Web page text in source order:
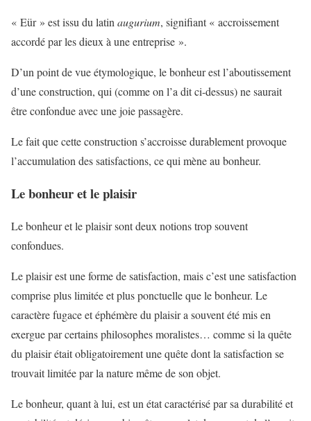
« Eür » est issu du latinaugurium, signifiant « accroissement
accordé par les dieux à une entreprise ».
D’un point de vue étymologique, le bonheur est l’aboutissement
d’une construction, qui (comme on l’a dit ci-dessus) ne saurait
être confondue avec une joie passagère.
Le fait que cette construction s’accroisse durablement provoque
l’accumulation des satisfactions, ce qui mène au bonheur.
Le bonheur et le plaisir
Le bonheur et le plaisir sont deux notions trop souvent
confondues.
Le plaisir est une forme de satisfaction, mais c’est une satisfaction
comprise plus limitée et plus ponctuelle que le bonheur. Le
caractère fugace et éphémère du plaisir a souvent été mis en
exergue par certains philosophes moralistes… comme si la quête
du plaisir était obligatoirement une quête dont la satisfaction se
trouvait limitée par la nature même de son objet.
Le bonheur, quant à lui, est un état caractérisé par sa durabilité et